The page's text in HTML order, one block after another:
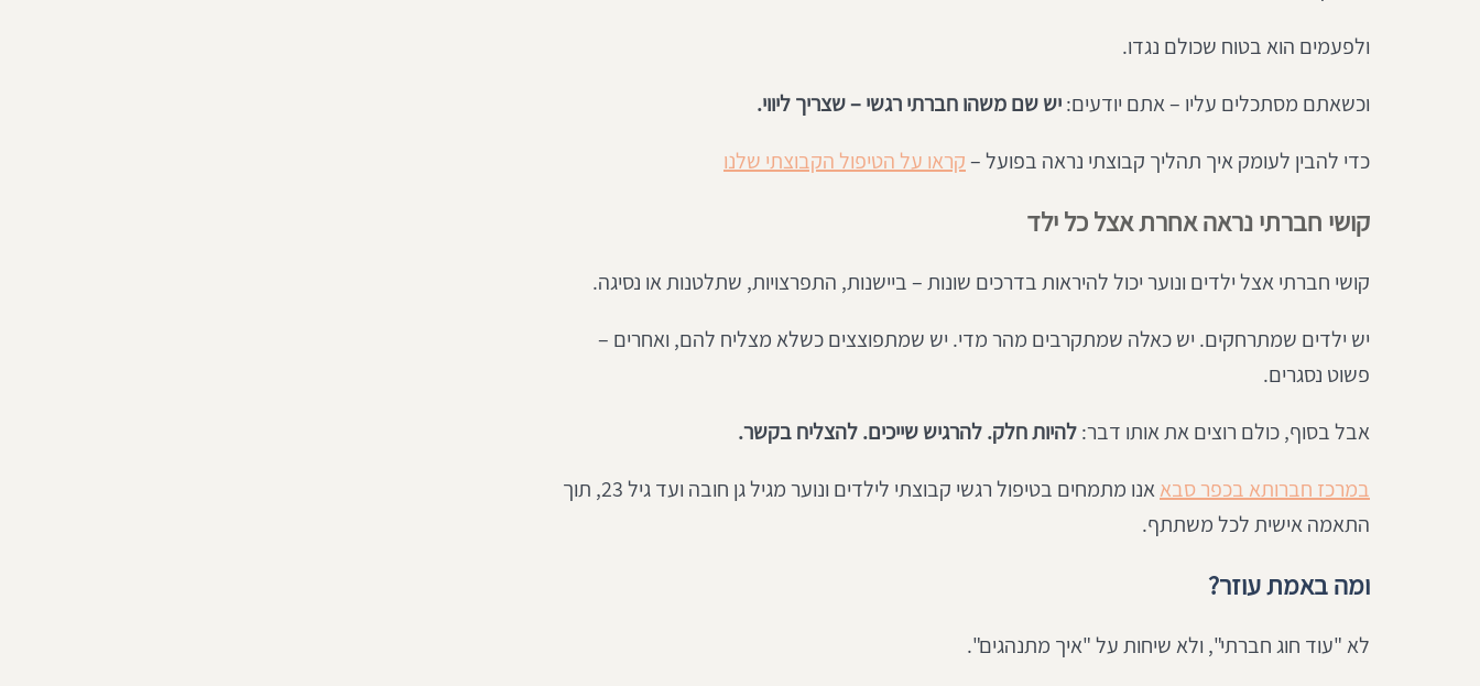
ולפעמים הוא בטוח שכולם נגדו.
וכשאתם מסתכלים עליו – אתם יודעים: יש שם משהו חברתי רגשי – שצריך ליווי.
כדי להבין לעומק איך תהליך קבוצתי נראה בפועל – קראו על הטיפול הקבוצתי שלנו
קושי חברתי נראה אחרת אצל כל ילד
קושי חברתי אצל ילדים ונוער יכול להיראות בדרכים שונות – ביישנות, התפרצויות, שתלטנות או נסיגה.
יש ילדים שמתרחקים. יש כאלה שמתקרבים מהר מדי. יש שמתפוצצים כשלא מצליח להם, ואחרים –
פשוט נסגרים.
אבל בסוף, כולם רוצים את אותו דבר: להיות חלק. להרגיש שייכים. להצליח בקשר.
במרכז חברותא בכפר סבא
אנו מתמחים בטיפול רגשי קבוצתי לילדים ונוער מגיל גן חובה ועד גיל 23, תוך
התאמה אישית לכל משתתף.
ומה באמת עוזר?
לא "עוד חוג חברתי", ולא שיחות על "איך מתנהגים".